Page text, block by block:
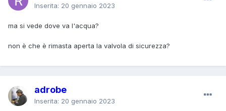
Inserita: 20 gennaio 2023
ma si vede dove va l'acqua?
non è che è rimasta aperta la valvola di sicurezza?
adrobe
Inserita: 20 gennaio 2023